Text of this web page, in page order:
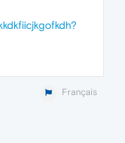
Français